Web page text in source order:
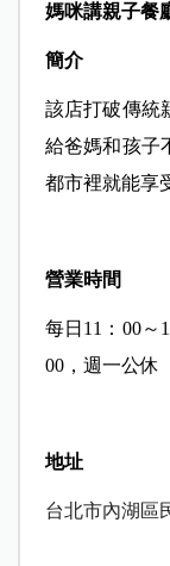
媽咪講親子餐
簡介
該店打破傳統
給爸媽和孩子
都市裡就能享
營業時間
每日11：00～
00，週一公休
地址
台北市內湖區